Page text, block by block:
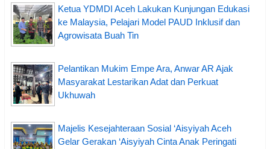
Ketua YDMDI Aceh Lakukan Kunjungan Edukasi
ke Malaysia, Pelajari Model PAUD Inklusif dan
Agrowisata Buah Tin
Pelantikan Mukim Empe Ara, Anwar AR Ajak
Masyarakat Lestarikan Adat dan Perkuat
Ukhuwah
Majelis Kesejahteraan Sosial ‘Aisyiyah Aceh
Gelar Gerakan ‘Aisyiyah Cinta Anak Peringati